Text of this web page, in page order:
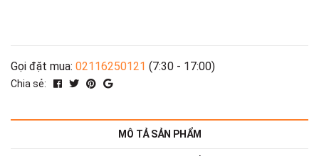
Gọi đặt mua: 02116250121 (7:30 - 17:00)
Chia sẻ:
MÔ TẢ SẢN PHẨM